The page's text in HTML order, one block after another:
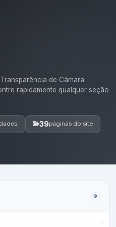
de Câmara
rapidamente qualquer seção
39páginas do site
9